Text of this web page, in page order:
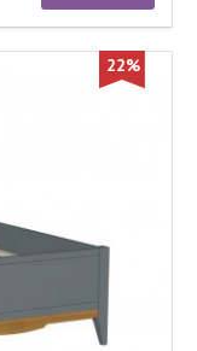
22%